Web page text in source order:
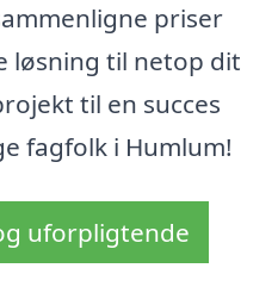
priser
løsning til netop dit
til en succes
fagfolk i Humlum!
uforpligtende